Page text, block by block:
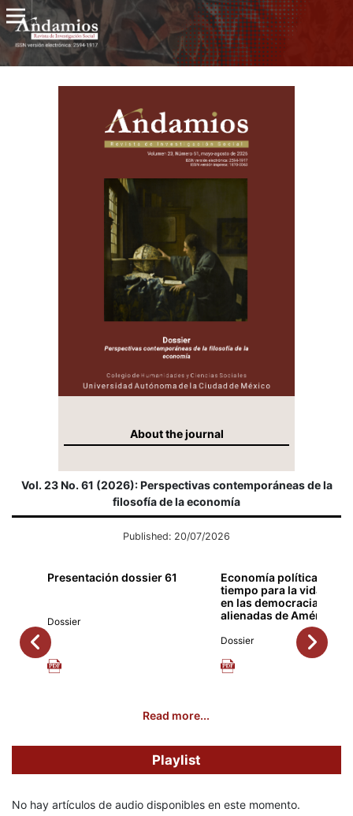
About the journal
Vol. 23 No. 61 (2026): Perspectivas contemporáneas de la
filosofía de la economía
Published: 20/07/2026
Presentación dossier 61
Dossier
Economía política del
tiempo para la vida
en las democracias
alienadas de América
Dossier
Read more...
Playlist
No hay artículos de audio disponibles en este momento.